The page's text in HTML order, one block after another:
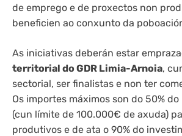
de emprego e de proxectos non
beneficien ao conxunto da
As iniciativas deberán estar
territorial do GDR Limia-Arnoia,
sectorial, ser finalistas e non ter
Os importes máximos son do 50%
(cun límite de 100.000€ de axuda)
produtivos e de ata o 90% do